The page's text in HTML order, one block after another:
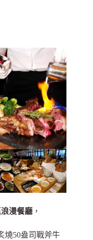
漫餐廳 ，
燒50盎司戰斧牛